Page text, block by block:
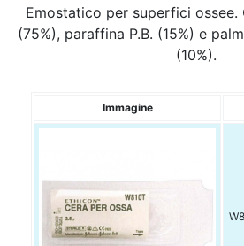
Emostatico per superfici ossee.
(75%), paraffina P.B. (15%) e
(10%).
Immagine